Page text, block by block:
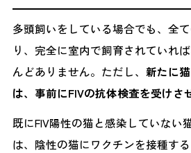
多頭飼いをしている場合でも、全
り、完全に室内で飼育されていれ
んどありません。ただし、 新たに
は、事前にFIVの抗体検査を受けさ
既にFIV陽性の猫と感染していない
は、陰性の猫にワクチンを接種す